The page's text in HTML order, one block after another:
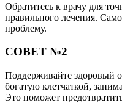
Обратитесь к врачу для
правильного лечения.
проблему.
СОВЕТ №2
Поддерживайте здоровый
богатую клетчаткой,
Это поможет